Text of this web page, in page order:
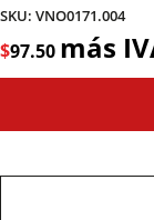
SKU: VNO0171.004
$97.50 más